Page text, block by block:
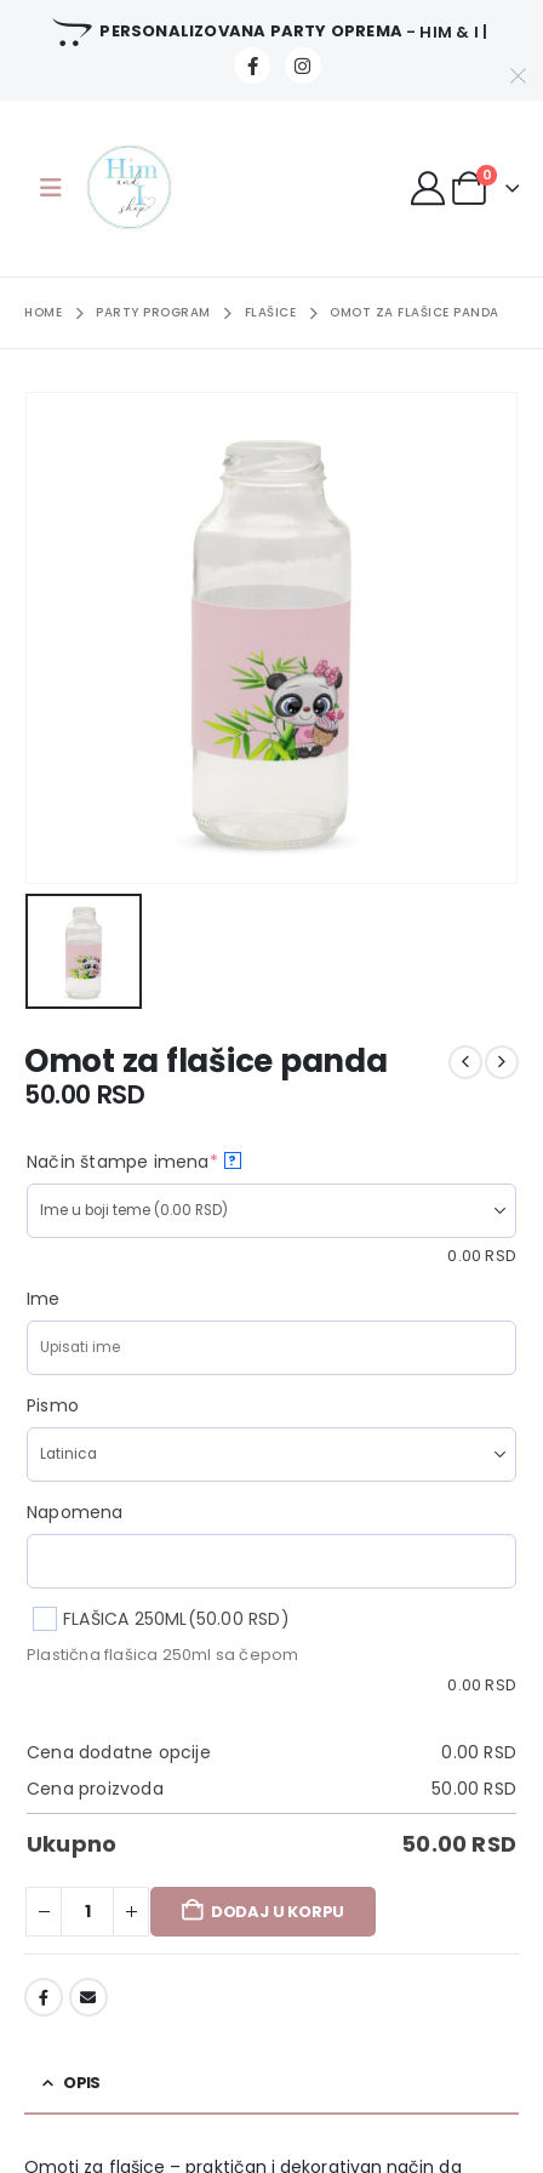
PERSONALIZOVANA PARTY OPREMA - HIM & I |
0
HOME PARTY PROGRAM FLAŠICE OMOT ZA FLAŠICE PANDA
Omot za flašice panda
50.00 RSD
Način štampe imena* ?
0.00RSD
Ime
Pismo
Napomena
FLAŠICA 250ML(50.00 RSD)
Plastična flašica 250ml sa čepom
0.00RSD
Cena dodatne opcije 0.00RSD
Cena proizvoda
50.00RSD
Ukupno 50.00 RSD
DODAJ U KORPU
OPIS
Omoti za flašice – praktičan i dekorativan način da